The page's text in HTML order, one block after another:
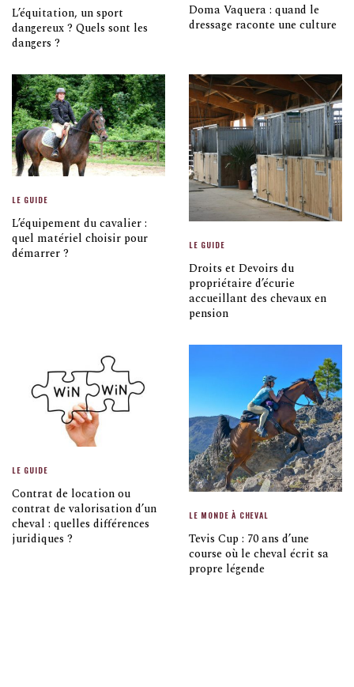
L’équitation, un sport
dangereux ? Quels sont les
dangers ?
Doma Vaquera : quand le
dressage raconte une culture
LE GUIDE
L’équipement du cavalier :
quel matériel choisir pour
démarrer ?
LE GUIDE
Droits et Devoirs du
propriétaire d’écurie
accueillant des chevaux en
pension
LE GUIDE
Contrat de location ou
contrat de valorisation d’un
cheval : quelles différences
juridiques ?
LE MONDE À CHEVAL
Tevis Cup : 70 ans d’une
course où le cheval écrit sa
propre légende